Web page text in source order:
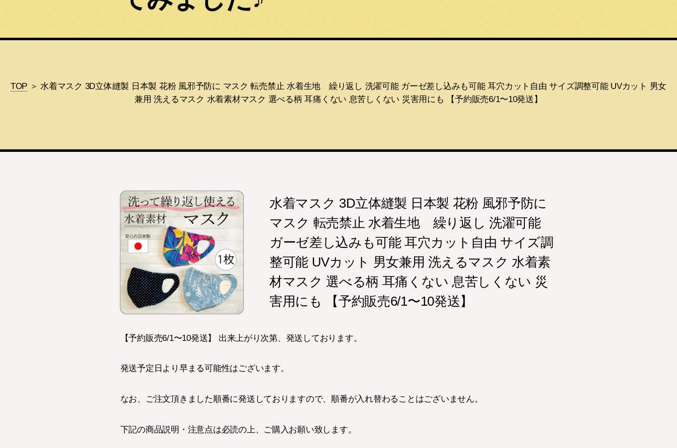
TOP ＞ 水着マスク 3D立体縫製 日本製 花粉 風邪予防に マスク 転売禁止 水着生地 繰り返し 洗濯可能 ガーゼ差し込みも可能 耳穴カット自由 サイズ調整可能 UVカット 男女
兼用 洗えるマスク 水着素材マスク 選べる柄 耳痛くない 息苦しくない 災害用にも 【予約販売6/1〜10発送】
水着マスク 3D立体縫製 日本製 花粉 風邪予防に
マスク 転売禁止 水着生地 繰り返し 洗濯可能
ガーゼ差し込みも可能 耳穴カット自由 サイズ調
整可能 UVカット 男女兼用 洗えるマスク 水着素
材マスク 選べる柄 耳痛くない 息苦しくない 災
害用にも 【予約販売6/1〜10発送】
【予約販売6/1〜10発送】 出来上がり次第、発送しております。
発送予定日より早まる可能性はございます。
なお、ご注文頂きました順番に発送しておりますので、順番が入れ替わることはございません。
下記の商品説明・注意点は必読の上、ご購入お願い致します。